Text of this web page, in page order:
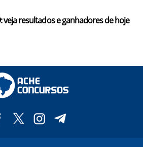
veja resultados e ganhadores de hoje